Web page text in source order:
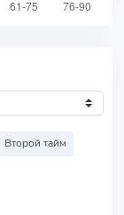
Второй тайм